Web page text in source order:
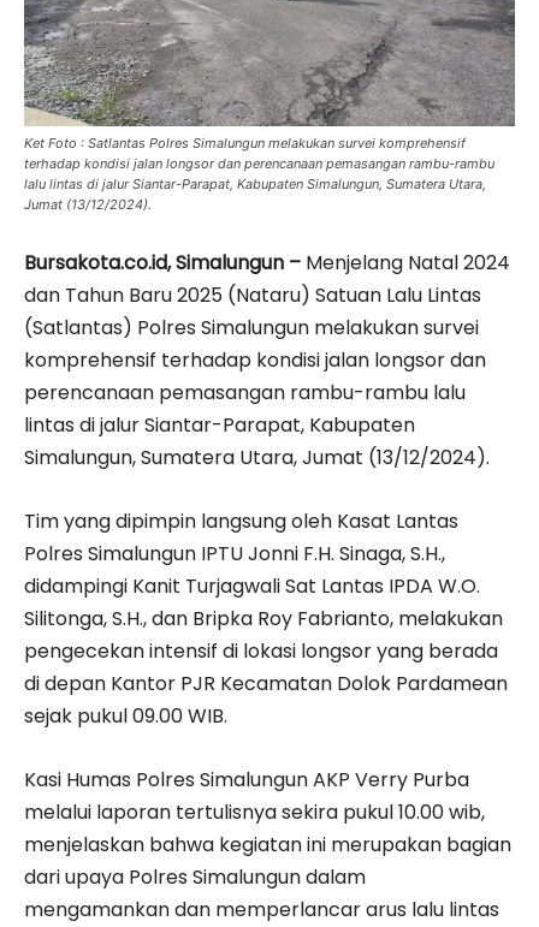
Ket Foto : Satlantas Polres Simalungun melakukan survei komprehensif
terhadap kondisi jalan longsor dan perencanaan pemasangan rambu-rambu
lalu lintas di jalur Siantar-Parapat, Kabupaten Simalungun, Sumatera Utara,
Jumat (13/12/2024).
Bursakota.co.id, Simalungun – Menjelang Natal 2024
dan Tahun Baru 2025 (Nataru) Satuan Lalu Lintas
(Satlantas) Polres Simalungun melakukan survei
komprehensif terhadap kondisi jalan longsor dan
perencanaan pemasangan rambu-rambu lalu
lintas di jalur Siantar-Parapat, Kabupaten
Simalungun, Sumatera Utara, Jumat (13/12/2024).
Tim yang dipimpin langsung oleh Kasat Lantas
Polres Simalungun IPTU Jonni F.H. Sinaga, S.H.,
didampingi Kanit Turjagwali Sat Lantas IPDA W.O.
Silitonga, S.H., dan Bripka Roy Fabrianto, melakukan
pengecekan intensif di lokasi longsor yang berada
di depan Kantor PJR Kecamatan Dolok Pardamean
sejak pukul 09.00 WIB.
Kasi Humas Polres Simalungun AKP Verry Purba
melalui laporan tertulisnya sekira pukul 10.00 wib,
menjelaskan bahwa kegiatan ini merupakan bagian
dari upaya Polres Simalungun dalam
mengamankan dan memperlancar arus lalu lintas